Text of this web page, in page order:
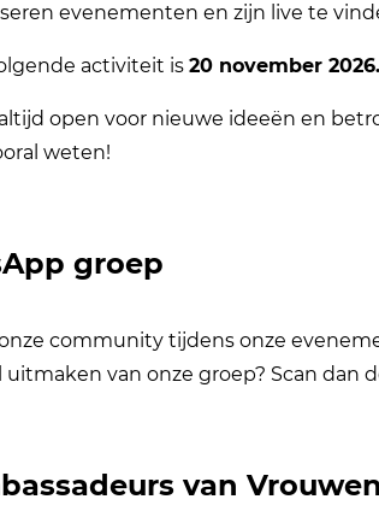
evenementen en zijn live te
activiteit is20 november
open voor nieuwe ideeën en
weten!
groep
community tijdens onze
uitmaken van onze groep? Scan dan
van